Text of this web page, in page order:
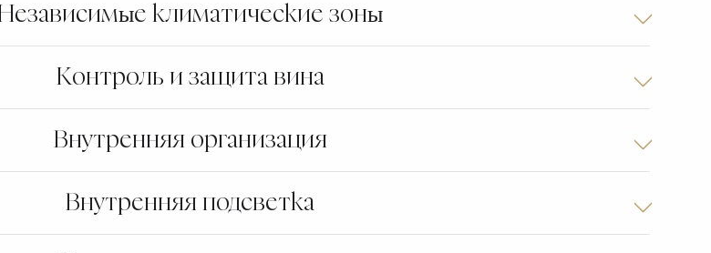
Независимые климатические зоны
Контроль и защита вина
Внутренняя организация
Внутренняя подсветка